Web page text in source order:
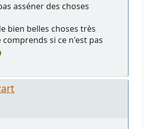
asséner des choses
bien belles choses très
comprends si ce n'est pas